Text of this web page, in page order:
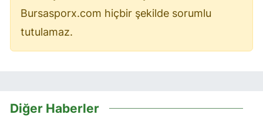
Bursasporx.com hiçbir şekilde sorumlu
tutulamaz.
Diğer Haberler